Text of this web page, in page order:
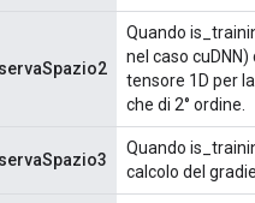
Quando
nel caso
tensore 1D per
che di 2° ordine.
Quando
calcolo del